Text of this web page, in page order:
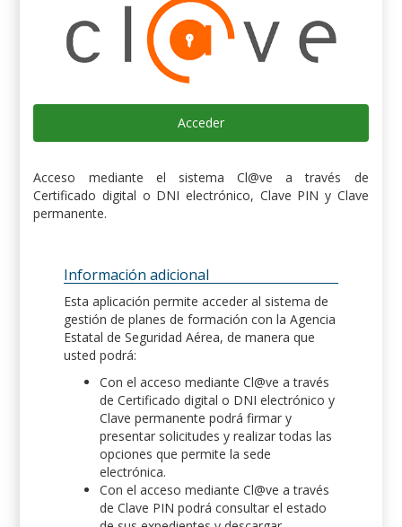
Acceder
Acceso mediante el sistema Cl@ve a través de
Certificado digital o DNI electrónico, Clave PIN y Clave
permanente.
Información adicional
Esta aplicación permite acceder al sistema de
gestión de planes de formación con la Agencia
Estatal de Seguridad Aérea, de manera que
usted podrá:
Con el acceso mediante Cl@ve a través
de Certificado digital o DNI electrónico y
Clave permanente podrá firmar y
presentar solicitudes y realizar todas las
opciones que permite la sede
electrónica.
Con el acceso mediante Cl@ve a través
de Clave PIN podrá consultar el estado